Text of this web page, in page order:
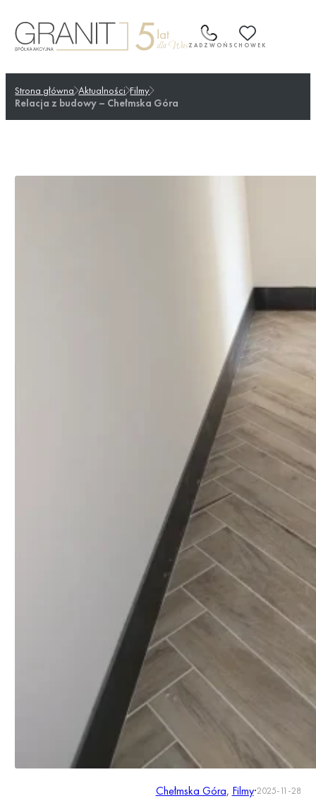
do
treści
ZADZWOŃ SCHOWEK
Strona główna Aktualności Filmy
Relacja z budowy – Chełmska Góra
Chełmska Góra, Filmy·2025-11-28